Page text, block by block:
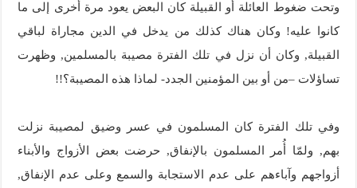
وتحت ضغوط العائلة أو القبيلة كان البعض يعود مرة أخرى إلى ما
كانوا عليه! وكان هناك كذلك من يدخل في الدين مجاراة لباقي
القبيلة, وكان أن نزل في تلك الفترة مصيبة بالمسلمين, وظهرت
تساؤلات –من أو بين المؤمنين الجدد- لماذا هذه المصيبة؟!!
وفي تلك الفترة كان المسلمون في عسر وضيق لمصيبة نزلت
بهم, ولمّا أُمر المسلمون بالإنفاق, حرضت بعض الأزواج والأبناء
أزواجهم وآباءهم على عدم الاستجابة والسمع وعلى عدم الإنفاق,